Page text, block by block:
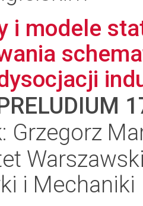
i modele
Grzegorz
i Mechaniki